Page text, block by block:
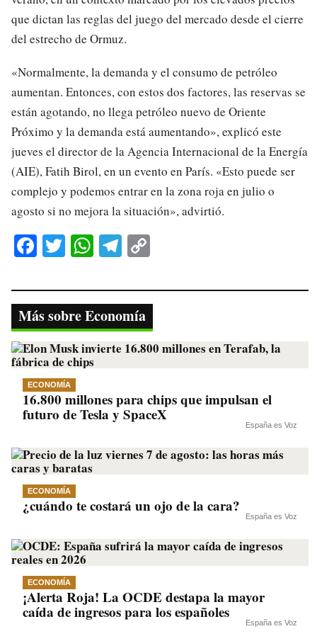
que dictan las reglas del juego del mercado desde el cierre
del estrecho de Ormuz.
«Normalmente, la demanda y el consumo de petróleo
aumentan. Entonces, con estos dos factores, las reservas se
están agotando, no llega petróleo nuevo de Oriente
Próximo y la demanda está aumentando», explicó este
jueves el director de la Agencia Internacional de la Energía
(AIE), Fatih Birol, en un evento en París. «Esto puede ser
complejo y podemos entrar en la zona roja en julio o
agosto si no mejora la situación», advirtió.
Fa
bo
ok
T
tte
r
W
ts
A
pp
Te
gr
a
m
y
Li
nk
Más sobre Economía
ECONOMÍA
16.800 millones para chips que impulsan el
futuro de Tesla y SpaceX
España es Voz
ECONOMÍA
¿cuándo te costará un ojo de la cara?
España es Voz
ECONOMÍA
¡Alerta Roja! La OCDE destapa la mayor
caída de ingresos para los españoles
España es Voz